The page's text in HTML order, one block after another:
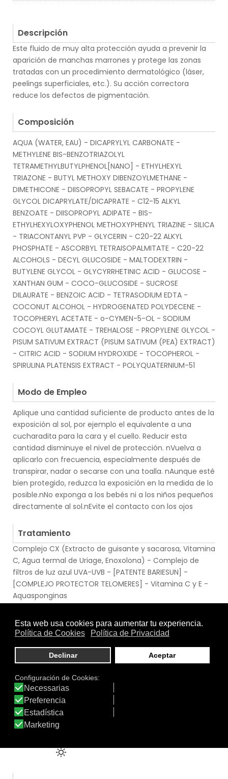
Descripción
Este fluido de muy alta protección ayuda a prevenir la
aparición de manchas marrones y protege las zonas
tratadas con un procedimiento dermatológico (láser,
peelings superficiales, etc.). Su acción correctora
reduce los defectos de pigmentación.
Composición
AQUA (WATER, EAU) - DICAPRYLYL CARBONATE -
METHYLENE BIS-BENZOTRIAZOLYL
TETRAMETHYLBUTYLPHENOL[NANO] - ETHYLHEXYL
TRIAZONE - BUTYL METHOXY DIBENZOYLMETHANE -
DIMETHICONE - DIISOPROPYL SEBACATE - PROPYLENE
GLYCOL DICAPRYLATE/DICAPRATE - C12-15 ALKYL
BENZOATE - DIISOPROPYL ADIPATE - BIS-
ETHYLHEXYLOXYPHENOL METHOXYPHENYL TRIAZINE - SILICA
- TRIACONTANYL PVP - GLYCERIN - C20-22 ALKYL
PHOSPHATE - ASCORBYL TETRAISOPALMITATE - C20-22
ALCOHOLS - DECYL GLUCOSIDE - MALTODEXTRIN -
BUTYLENE GLYCOL - GLYCYRRHETINIC ACID - GLUCOSE -
XANTHAN GUM - COCO-GLUCOSIDE - SUCROSE
DILAURATE - BENZOIC ACID - TETRASODIUM EDTA -
COCONUT ALCOHOL - HYDROGENATED POLYDECENE -
TOCOPHERYL ACETATE - o-CYMEN-5-OL - SODIUM
COCOYL GLUTAMATE - TREHALOSE - PROPYLENE GLYCOL -
PISUM SATIVUM EXTRACT (PISUM SATIVUM (PEA) EXTRACT)
- CITRIC ACID - SODIUM HYDROXIDE - TOCOPHEROL -
SPIRULINA PLATENSIS EXTRACT - POLYQUATERNIUM-51
Modo de Empleo
Aplique una cantidad suficiente de producto antes de la
exposición al sol, por ejemplo el equivalente a una
cucharadita para la cara y el cuello. Reducir esta
cantidad disminuye el nivel de protección. nVuelva a
aplicarlo con frecuencia, especialmente después de
transpirar, nadar o secarse con una toalla. nAunque esté
bien protegido, reduzca la exposición en la medida de lo
posible.nNo exponga a los bebés ni a los niños pequeños
directamente al sol.nEvite el contacto con los ojos
Tratamiento
Complejo CX (Extracto de guisante y sacarosa, Vitamina
C, Agua termal de Uriage, Enoxolona) - Complejo de
filtros de luz azul UVA-UVB - [PATENTE BARIESUN] -
[COMPLEJO PROTECTOR TELOMERES] - Vitamina C y E -
Aquasponginas
Uso
Crema solar|Protección Solar +SPF 50
Textura
Tratamiento
de: